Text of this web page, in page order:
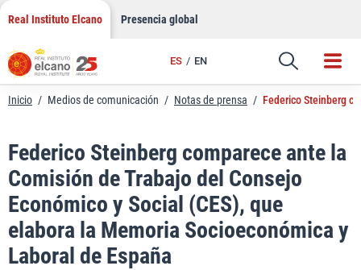
Saltar
contenido
Real Instituto Elcano Presencia global
ES EN
Enlace
Inicio / Medios de comunicación / Notas de prensa / Federico Steinberg
Federico Steinberg comparece ante la
Comisión de Trabajo del Consejo
Económico y Social (CES), que
elabora la Memoria Socioeconómica y
Laboral de España